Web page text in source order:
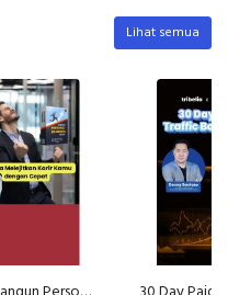
Lihat semua